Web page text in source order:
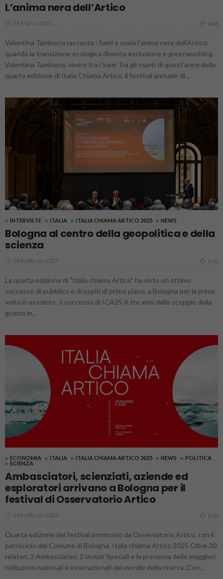
L’anima nera dell’Artico
21 Marzo 2025 646
Valentina Tamborra racconta i Sami e svela l’anima nera dell’Artico:
quando la transizione ecologica diventa esclusione e greenwashing.
Valentina Tamborra, vivere tra i Sami Tra gli ospiti di quest’anno della
quarta edizione di Italia Chiama Artico, il festival annuale di...
INTERVISTE ITALIA ITALIA CHIAMA ARTICO 2025 NEWS
Bologna al centro della geopolitica e della
scienza
28 Febbraio 2025 576
La quarta edizione di "Italia chiama Artico" ha visto un ottimo
successo di pubblico e di ospiti di primo piano, a Bologna per la prima
volta in assoluto. Il successo di ICA25 A tre anni dallo scoppio della
guerra in...
ECONOMIA ITALIA ITALIA CHIAMA ARTICO 2025 NEWS
POLITICA
SCIENZA
Ambasciatori, scienziati, aziende ed
esploratori arrivano a Bologna per il
festival di Osservatorio Artico
24 Febbraio 2025 508
Quarta edizione del festival promosso da Osservatorio Artico, con il
patrocinio del Comune di Bologna. Italia chiama Artico 2025 Oltre 30
relatori, 2 Ambasciatori, 2 Inviati Speciali e la presenza delle maggiori
istituzioni nazionali e internazionali del mondo della ricerca. Con...